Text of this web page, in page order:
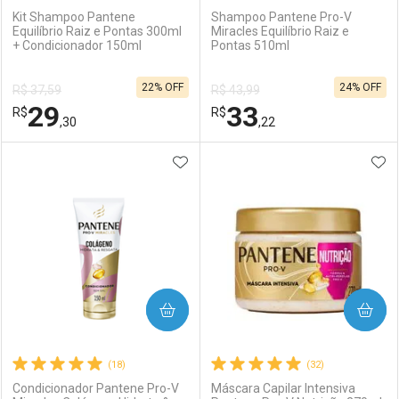
Comprar sem Desconto
Por R$ 36,59/cada
Comprar sem Desconto
Por R$ 36,59/cada
Comprar sem Desconto
Por R$ 16,99/cada
Comprar sem Desconto
Por R$ 16,99/cada
Kit Shampoo Pantene
Equilíbrio Raiz e Pontas 300ml
+ Condicionador 150ml
R$ 37,59
R$29,30
22% OFF
Laboratório
Por Menos
Shampoo Pantene Pro-V
Miracles Equilíbrio Raiz e
Pontas 510ml
R$ 43,99
R$33,22
24% OFF
Laboratório
Por Menos
(18)
Condicionador Pantene Pro-V
ADICIONAR AOS FAVORITOS
COMPRAR
(32)
Máscara Capilar Intensiva
COMPRAR